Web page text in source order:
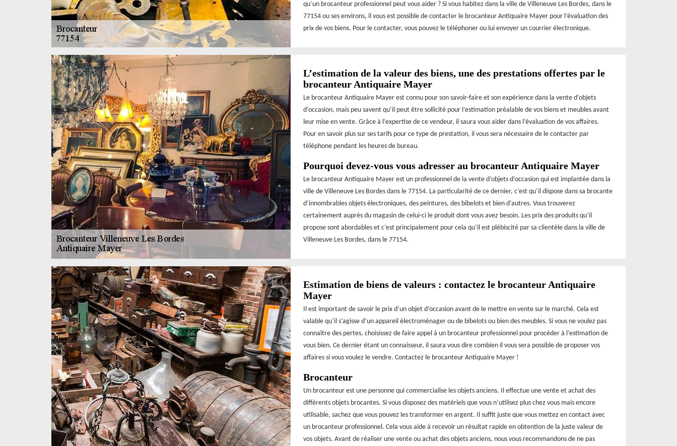
qu’un brocanteur professionnel peut vous aider ? Si vous habitez dans la ville de Villeneuve Les Bordes, dans le
77154 ou ses environs, il vous est possible de contacter le brocanteur Antiquaire Mayer pour l’évaluation des
prix de vos biens. Pour le contacter, vous pouvez le téléphoner ou lui envoyer un courrier électronique.
L’estimation de la valeur des biens, une des prestations offertes par le
brocanteur Antiquaire Mayer
Le brocanteur Antiquaire Mayer est connu pour son savoir-faire et son expérience dans la vente d’objets
d’occasion, mais peu savent qu’il peut être sollicité pour l’estimation préalable de vos biens et meubles avant
leur mise en vente. Grâce à l’expertise de ce vendeur, il saura vous aider dans l’évaluation de vos affaires.
Pour en savoir plus sur ses tarifs pour ce type de prestation, il vous sera nécessaire de le contacter par
téléphone pendant les heures de bureau.
Pourquoi devez-vous vous adresser au brocanteur Antiquaire Mayer
Le brocanteur Antiquaire Mayer est un professionnel de la vente d’objets d’occasion qui est implantée dans la
ville de Villeneuve Les Bordes dans le 77154. La particularité de ce dernier, c’est qu’il dispose dans sa brocante
d’innombrables objets électroniques, des peintures, des bibelots et bien d’autres. Vous trouverez
certainement auprès du magasin de celui-ci le produit dont vous avez besoin. Les prix des produits qu’il
propose sont abordables et c’est principalement pour cela qu’il est plébiscité par sa clientèle dans la ville de
Villeneuve Les Bordes, dans le 77154.
Estimation de biens de valeurs : contactez le brocanteur Antiquaire
Mayer
Il est important de savoir le prix d’un objet d’occasion avant de le mettre en vente sur le marché. Cela est
valable qu’il s’agisse d’un appareil électroménager ou de bibelots ou bien des meubles. Si vous ne voulez pas
connaître des pertes, choisissez de faire appel à un brocanteur professionnel pour procéder à l’estimation de
vous bien. Ce dernier étant un connaisseur, il saura vous dire combien il vous sera possible de proposer vos
affaires si vous voulez le vendre. Contactez le brocanteur Antiquaire Mayer !
Brocanteur
Un brocanteur est une personne qui commercialise les objets anciens. Il effectue une vente et achat des
différents objets brocantes. Si vous disposez des matériels que vous n’utilisez plus chez vous mais encore
utilisable, sachez que vous pouvez les transformer en argent. Il suffit juste que vous mettez en contact avec
un brocanteur professionnel. Cela vous aide à recevoir un résultat rapide en obtention de la juste valeur de
vos objets. Avant de réaliser une vente ou achat des objets anciens, nous vous recommandons de ne pas